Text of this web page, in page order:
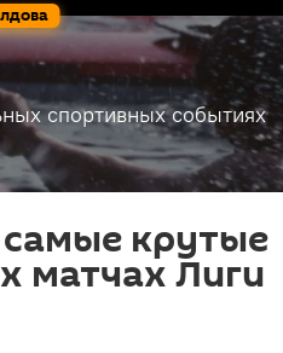
спортивных событиях
крутые
матчах Лиги